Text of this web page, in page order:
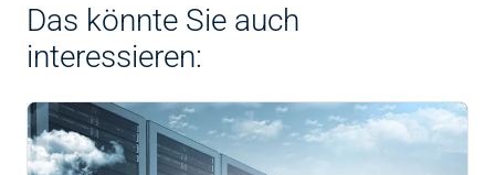
Das könnte Sie auch
interessieren: